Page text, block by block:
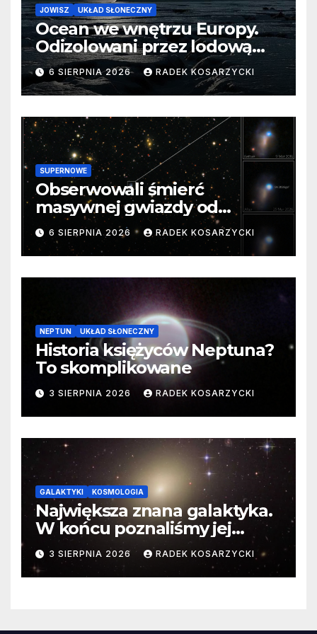
JOWISZ UKŁAD SŁONECZNY
Ocean we wnętrzu Europy.
Odizolowani przez lodową
barierę
6 SIERPNIA 2026 RADEK KOSARZYCKI
SUPERNOWE
Obserwowali śmierć
masywnej gwiazdy od
samego początku. Niezwykle
cenne dane
6 SIERPNIA 2026 RADEK KOSARZYCKI
NEPTUN UKŁAD SŁONECZNY
Historia księżyców Neptuna?
To skomplikowane
3 SIERPNIA 2026 RADEK KOSARZYCKI
GALAKTYKI KOSMOLOGIA
Największa znana galaktyka.
W końcu poznaliśmy jej
faktyczne wymiary
3 SIERPNIA 2026 RADEK KOSARZYCKI